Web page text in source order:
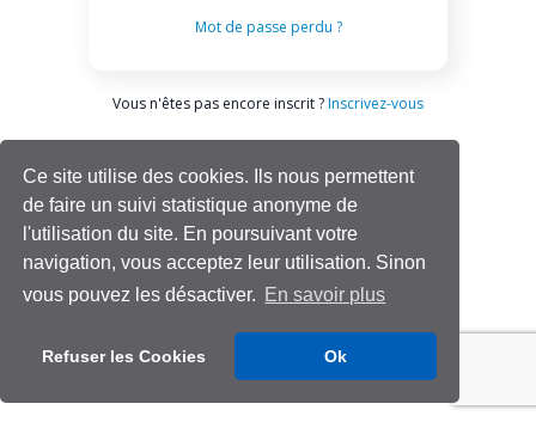
Ce site utilise des cookies. Ils nous permettent
de faire un suivi statistique anonyme de
l'utilisation du site. En poursuivant votre
navigation, vous acceptez leur utilisation. Sinon
vous pouvez les désactiver. En savoir plus
Refuser les Cookies Ok
Mot de passe perdu ?
Vous n'êtes pas encore inscrit ? Inscrivez-vous